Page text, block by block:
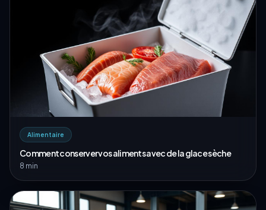
Alimentaire
Comment conserver vos aliments avec de la glace sèche
8 min